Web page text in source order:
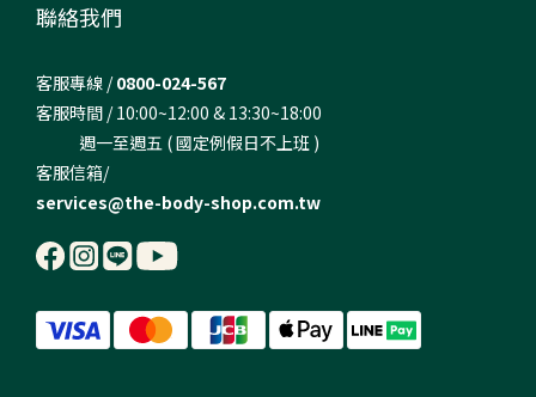
聯絡我們
客服專線 /0800-024-567
客服時間 / 10:00~12:00 & 13:30~18:00
週一至週五 ( 國定例假日不上班 )
客服信箱/
services@the-body-shop.com.tw